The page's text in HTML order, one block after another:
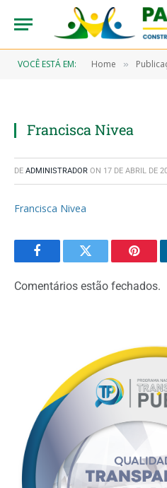
VOCÊ ESTÁ EM: Home »
Francisca Nivea
DE ADMINISTRADOR ON 17 DE ABRIL DE
Francisca Nivea
FacebookTwitter
Comentários estão fechados.